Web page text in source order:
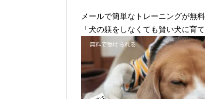
メールで簡単なトレーニングが無
「犬の躾をしなくても賢い犬に育